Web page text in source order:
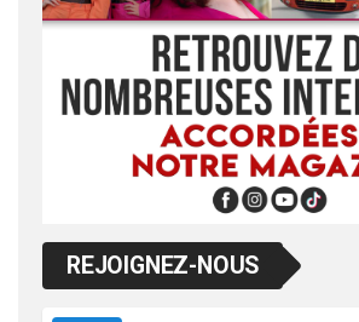
REJOIGNEZ-NOUS